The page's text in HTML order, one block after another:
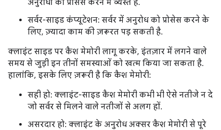
अनुरोधों को प्रोसेस करने में व्यस्त है.
सर्वर-साइड कंप्यूटेशन: सर्वर में अनुरोध को प्रोसेस करने के
लिए, ज़्यादा काम की ज़रूरत पड़ सकती है.
क्लाइंट साइड पर कैश मेमोरी लागू करके, इंतज़ार में लगने वाले
समय से जुड़ी इन तीनों समस्याओं को खत्म किया जा सकता है.
हालांकि, इसके लिए ज़रूरी है कि कैश मेमोरी:
सही हो: क्लाइंट-साइड कैश मेमोरी कभी भी ऐसे नतीजे न दे
जो सर्वर से मिलने वाले नतीजों से अलग हों.
असरदार हो: क्लाइंट के अनुरोध अक्सर कैश मेमोरी से पूरे